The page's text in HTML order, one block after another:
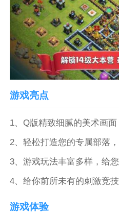
游戏亮点
1、Q版精致细腻的美术画面
2、轻松打造您的专属部落
3、游戏玩法丰富多样，给
4、给你前所未有的刺激竞
游戏体验